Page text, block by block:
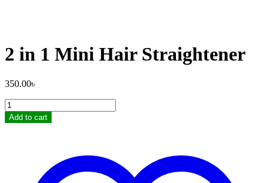
2 in 1 Mini Hair Straightener
350.00৳
2
in
1
Add to cart